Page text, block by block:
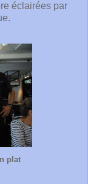
éclairées par
plat